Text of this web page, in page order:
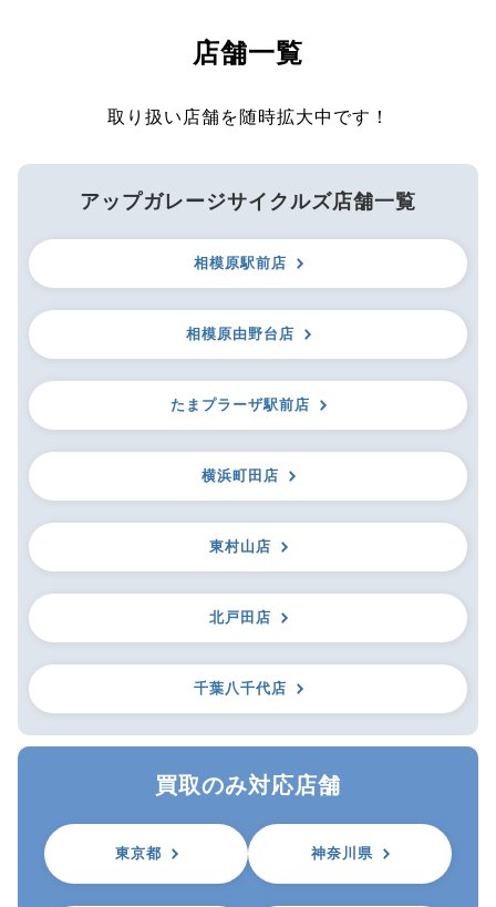
店舗一覧
取り扱い店舗を随時拡大中です！
アップガレージサイクルズ店舗一覧
相模原駅前店
相模原由野台店
たまプラーザ駅前店
横浜町田店
東村山店
北戸田店
千葉八千代店
買取のみ対応店舗
東京都 神奈川県